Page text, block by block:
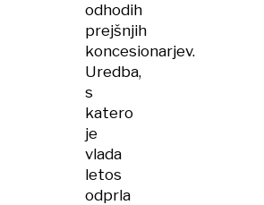
odhodih
prejšnjih
koncesionarjev.
Uredba,
s
katero
je
vlada
letos
odprla